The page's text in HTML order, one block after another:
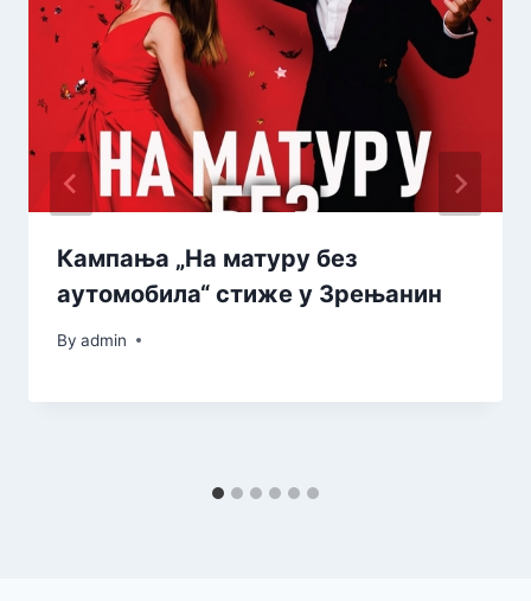
Кампања „На матуру без
аутомобила“ стиже у Зрењанин
By admin